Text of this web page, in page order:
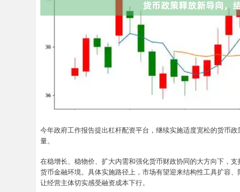
今年政府工作报告提出杠杆配资平台，继续实施适度宽松的货币
量。
在稳增长、稳物价、扩大内需和强化货币财政协同的大方向下，
货币金融环境。具体实施路径上，市场有望迎来结构性工具扩容
让经营主体切实感受融资成本下行。